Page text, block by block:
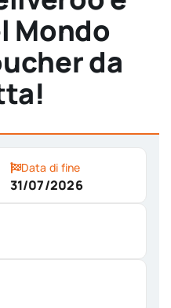
Mondo
da
Data di fine
31/07/2026